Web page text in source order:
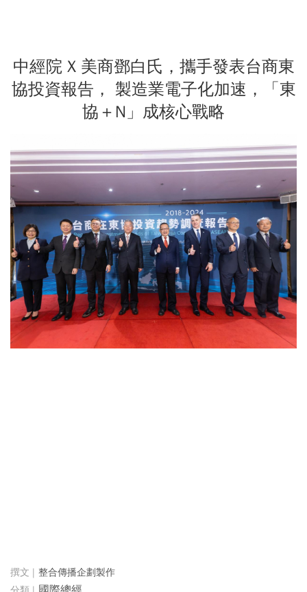
中經院 X 美商鄧白氏，攜手發表台商東
協投資報告， 製造業電子化加速，「東
協＋N」成核心戰略
整合傳播企劃製作